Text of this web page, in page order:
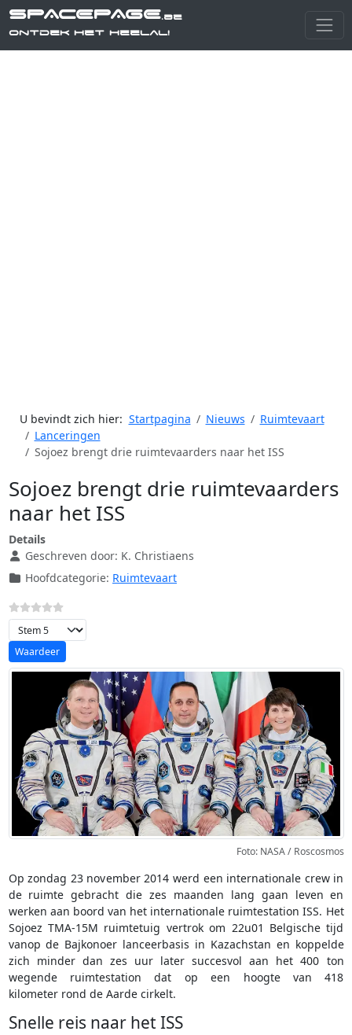
SPACEPAGE.be
Ontdek het heelal!
U bevindt zich hier: Startpagina Nieuws
Ruimtevaart
Lanceringen
Sojoez brengt drie ruimtevaarders naar het ISS
Sojoez brengt drie ruimtevaarders
naar het ISS
Details
Geschreven door: K. Christiaens
Hoofdcategorie: Ruimtevaart
Voeg waardering toe
Foto: NASA / Roscosmos
Op zondag 23 november 2014 werd een internationale crew in
de ruimte gebracht die zes maanden lang gaan leven en
werken aan boord van het internationale ruimtestation ISS. Het
Sojoez TMA-15M ruimtetuig vertrok om 22u01 Belgische tijd
vanop de Bajkonoer lanceerbasis in Kazachstan en koppelde
zich minder dan zes uur later succesvol aan het 400 ton
wegende ruimtestation dat op een hoogte van 418
kilometer rond de Aarde cirkelt.
Snelle reis naar het ISS